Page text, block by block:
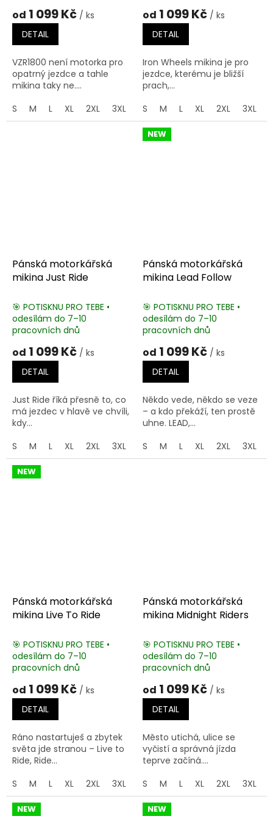
od 1 099 Kč / ks
DETAIL
VZR1800 není motorka pro
opatrný jezdce a tahle
mikina taky ne....
S
M L XL 2XL 3XL 4XL 5XL
od 1 099 Kč / ks
DETAIL
Iron Wheels mikina je pro
jezdce, kterému je bližší
prach,...
S
M L XL 2XL 3XL
Pánská motorkářská
mikina Just Ride
🎯 POTISKNU PRO TEBE •
odesílám do 7–10
pracovních dnů
od 1 099 Kč / ks
DETAIL
Just Ride říká přesně to, co
má jezdec v hlavě ve chvíli,
kdy...
S
M L XL 2XL 3XL 4XL 5XL
NEW
Pánská motorkářská
mikina Lead Follow
🎯 POTISKNU PRO TEBE •
odesílám do 7–10
pracovních dnů
od 1 099 Kč / ks
DETAIL
Někdo vede, někdo se veze
– a kdo překáží, ten prostě
uhne. LEAD,...
S
M L XL 2XL 3XL
NEW
Pánská motorkářská
mikina Live To Ride
🎯 POTISKNU PRO TEBE •
odesílám do 7–10
pracovních dnů
od 1 099 Kč / ks
DETAIL
Ráno nastartuješ a zbytek
světa jde stranou – Live to
Ride, Ride...
S
M L XL 2XL 3XL 4XL 5XL
Pánská motorkářská
mikina Midnight Riders
🎯 POTISKNU PRO TEBE •
odesílám do 7–10
pracovních dnů
od 1 099 Kč / ks
DETAIL
Město utichá, ulice se
vyčistí a správná jízda
teprve začíná....
S
M L XL 2XL 3XL
NEW NEW